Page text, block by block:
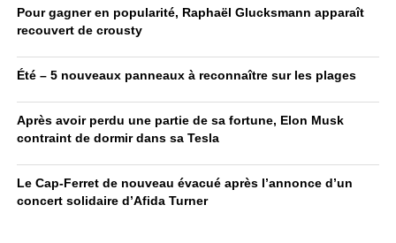
Pour gagner en popularité, Raphaël Glucksmann apparaît
recouvert de crousty
Été – 5 nouveaux panneaux à reconnaître sur les plages
Après avoir perdu une partie de sa fortune, Elon Musk
contraint de dormir dans sa Tesla
Le Cap-Ferret de nouveau évacué après l’annonce d’un
concert solidaire d’Afida Turner